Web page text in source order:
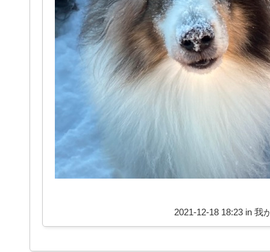
2021-12-18 18:23 in 我